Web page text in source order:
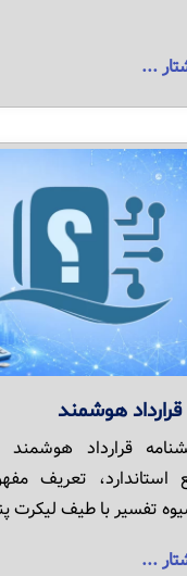
...
هوشمند
قرارداد هوشمند
استاندارد، تعریف
تفسیر با طیف لیکرت
...